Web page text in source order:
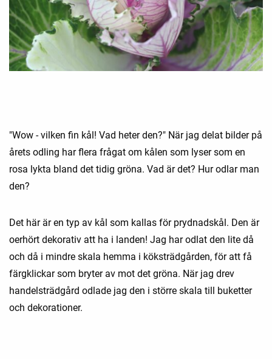
"Wow - vilken fin kål! Vad heter den?" När jag delat bilder på
årets odling har flera frågat om kålen som lyser som en
rosa lykta bland det tidig gröna. Vad är det? Hur odlar man
den?
Det här är en typ av kål som kallas för prydnadskål. Den är
oerhört dekorativ att ha i landen! Jag har odlat den lite då
och då i mindre skala hemma i köksträdgården, för att få
färgklickar som bryter av mot det gröna. När jag drev
handelsträdgård odlade jag den i större skala till buketter
och dekorationer.